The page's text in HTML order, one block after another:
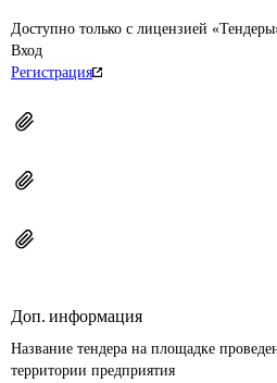
Доступно только с лицензией
Вход
Регистрация
Доп. информация
Название тендера на площадке
территории предприятия